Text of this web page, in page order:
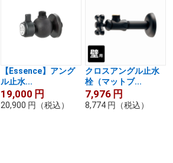
【Essence】アング
ル止水...
19,000 円
20,900 円 （税込）
クロスアングル止水
栓（マットブ...
7,976 円
8,774 円 （税込）